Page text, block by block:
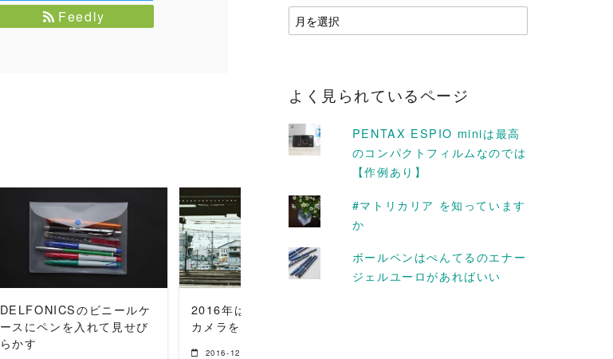
Feedly
READ MORE
DELFONICSのビニールケ
ースにペンを入れて見せび
らかす
READ MORE
2016年はわたしがフィルム
カメラを持った年
2016-12-31
ア
ー
ブ
よく見られているページ
PENTAX ESPIO miniは最高
のコンパクトフィルムなのでは
【作例あり】
#マトリカリア を知っています
か
ボールペンはぺんてるのエナー
ジェルユーロがあればいい